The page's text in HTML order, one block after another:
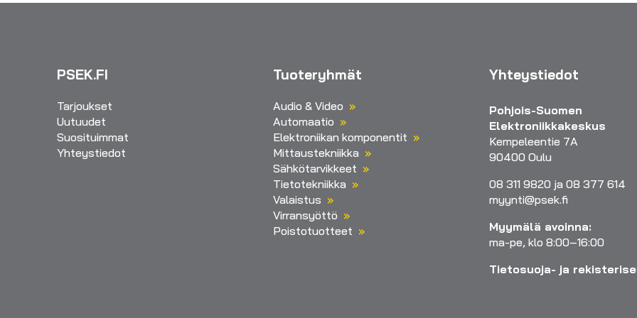
PSEK.FI
Tarjoukset
Uutuudet
Suosituimmat
Yhteystiedot
Tuoteryhmät
Audio & Video
Automaatio
Elektroniikan komponentit
Mittaustekniikka
Sähkötarvikkeet
Tietotekniikka
Valaistus
Virransyöttö
Poistotuotteet
Yhteystiedot
Pohjois-Suomen
Elektroniikkakeskus
Kempeleentie 7A
90400 Oulu
08 311 9820 ja 08 377 614
myynti@psek.fi
Myymälä avoinna:
ma-pe, klo 8:00–16:00
Tietosuoja- ja